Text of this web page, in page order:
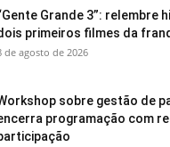
Grande 3”: relembre
primeiros filmes da
de agosto de 2026
sobre gestão de
programação com